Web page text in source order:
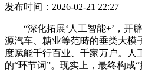
发布时间：2026-02-21 22:27
“深化拓展‘人工智能+’，开
源汽车、糖业等范畴的垂类大模
度赋能千行百业、千家万户。人
的“环节词”。现实上，最终构成